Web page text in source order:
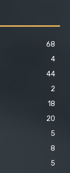
68
4
44
2
18
20
5
8
5